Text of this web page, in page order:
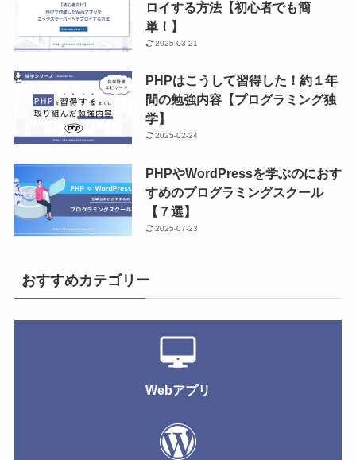
ロイする方法【初心者でも簡
単！】
2025-03-21
PHPはこうして習得した！約１年
間の勉強内容【プログラミング独
学】
2025-02-24
PHPやWordPressを学ぶのにおす
すめのプログラミングスクール
【７選】
2025-07-23
おすすめカテゴリー
Webアプリ